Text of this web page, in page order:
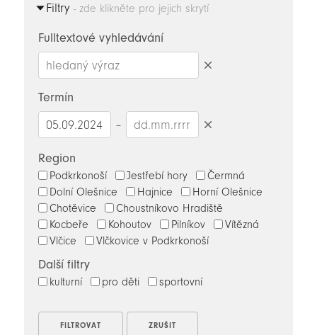
Filtry- zde klikněte pro jejich skrytí
Fulltextové vyhledávání
Termín
–
Region
Podkrkonoší Jestřebí hory
Čermná
Dolní Olešnice
Hajnice
Horní Olešnice
Chotěvice
Choustníkovo Hradiště
Kocbeře
Kohoutov Pilníkov
Vítězná
Vlčice
Vlčkovice v Podkrkonoší
Další filtry
kulturní pro děti sportovní